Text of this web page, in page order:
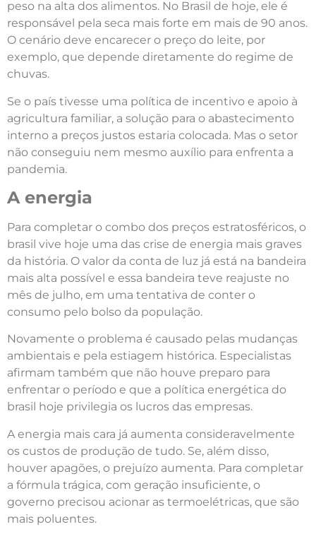
peso na alta dos alimentos. No Brasil de hoje, ele é
responsável pela seca mais forte em mais de 90 anos.
O cenário deve encarecer o preço do leite, por
exemplo, que depende diretamente do regime de
chuvas.
Se o país tivesse uma política de incentivo e apoio à
agricultura familiar, a solução para o abastecimento
interno a preços justos estaria colocada. Mas o setor
não conseguiu nem mesmo auxílio para enfrenta a
pandemia.
A energia
Para completar o combo dos preços estratosféricos, o
brasil vive hoje uma das crise de energia mais graves
da história. O valor da conta de luz já está na bandeira
mais alta possível e essa bandeira teve reajuste no
mês de julho, em uma tentativa de conter o
consumo pelo bolso da população.
Novamente o problema é causado pelas mudanças
ambientais e pela estiagem histórica. Especialistas
afirmam também que não houve preparo para
enfrentar o período e que a política energética do
brasil hoje privilegia os lucros das empresas.
A energia mais cara já aumenta consideravelmente
os custos de produção de tudo. Se, além disso,
houver apagões, o prejuízo aumenta. Para completar
a fórmula trágica, com geração insuficiente, o
governo precisou acionar as termoelétricas, que são
mais poluentes.